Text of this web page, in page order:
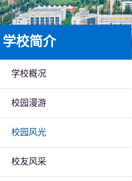
学校简介
学校概况
校园漫游
校园风光
校友风采